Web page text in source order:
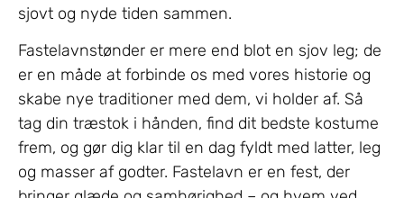
sjovt og nyde tiden sammen.
Fastelavnstønder er mere end blot en sjov leg; de
er en måde at forbinde os med vores historie og
skabe nye traditioner med dem, vi holder af. Så
tag din træstok i hånden, find dit bedste kostume
frem, og gør dig klar til en dag fyldt med latter, leg
og masser af godter. Fastelavn er en fest, der